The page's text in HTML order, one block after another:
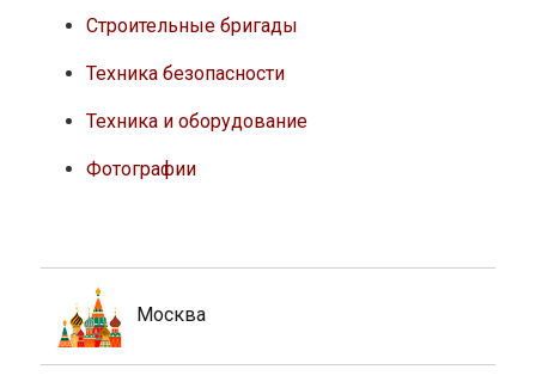
Строительные бригады
Техника безопасности
Техника и оборудование
Фотографии
Москва